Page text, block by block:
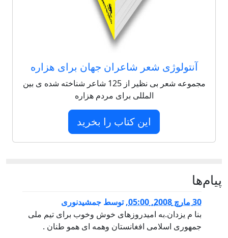
آنتولوژی شعر شاعران جهان برای هزاره
مجموعه شعر بی نظیر از 125 شاعر شناخته شده ی بین
المللی برای مردم هزاره
این کتاب را بخرید
پيام‌ها
30 مارچ 2008, 05:00 ,توسط جمشیدنوری
بنا م یزدان.به امیدروزهای خوش وخوب برای تیم ملی
جمهوری اسلامی افغانستان وهمه ای همو طنان .